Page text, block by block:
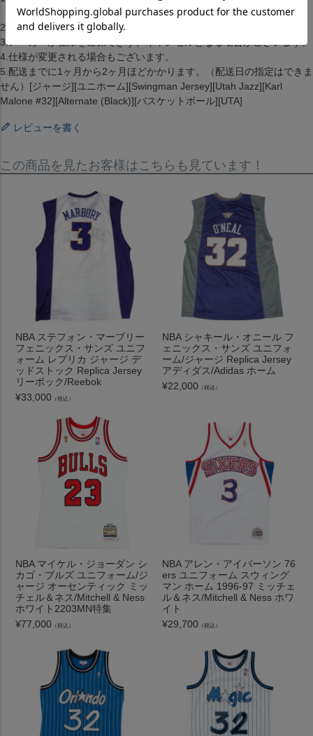
（配送料・手数料は初回発送分のみご請求）
2.お客様都合によるキャンセル・返品はできません。
3.メーカーが在庫を確保できず、キャンセルとなる場合がございます。
4.仕様が変更される場合もございます。
5.配送までに1ヶ月から2ヶ月ほどかかります。（配送日の指定はできま
せん）[ジャージ][ユニホーム][Swingman Jersey][Utah Jazz][Karl
Malone #32][Alternate (Black)][バスケットボール][UTA]
レビューを書く
この商品を見たお客様はこちらも見ています！
NBA ステフォン・マーブリー
フェニックス・サンズ ユニフ
ォーム レプリカ ジャージ デ
ッドストック Replica Jersey
リーボック/Reebok
¥33,000 （税込）
NBA シャキール・オニール フ
ェニックス・サンズ ユニフォ
ーム/ジャージ Replica Jersey
アディダス/Adidas ホーム
¥22,000 （税込）
NBA マイケル・ジョーダン シ
カゴ・ブルズ ユニフォーム/ジ
ャージ オーセンティック ミッ
チェル＆ネス/Mitchell & Ness
ホワイト2203MN特集
¥77,000 （税込）
NBA アレン・アイバーソン 76
ers ユニフォーム スウィング
マン ホーム 1996-97 ミッチェ
ル＆ネス/Mitchell & Ness ホワ
イト
¥29,700 （税込）